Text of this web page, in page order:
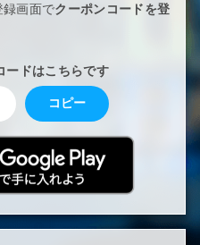
画面でクーポンコードを登
ードはこちらです
コピー